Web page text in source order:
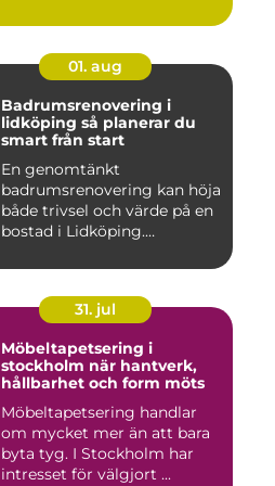
01. aug
Badrumsrenovering i
lidköping så planerar du
smart från start
En genomtänkt
badrumsrenovering kan höja
både trivsel och värde på en
bostad i Lidköping.
31. jul
Möbeltapetsering i
stockholm när hantverk,
hållbarhet och form möts
Möbeltapetsering handlar
om mycket mer än att bara
byta tyg. I Stockholm har
intresset för välgjort ...